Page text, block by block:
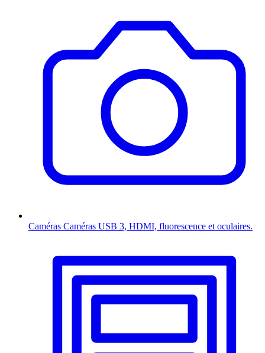
Caméras Caméras USB 3, HDMI, fluorescence et oculaires.